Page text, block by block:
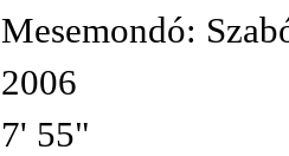
Mesemondó:
2006
7' 55"